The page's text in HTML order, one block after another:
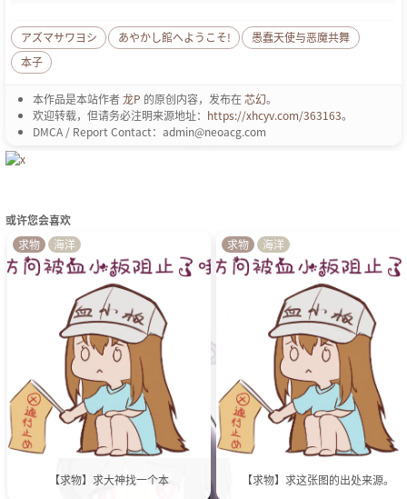
アズマサワヨシ あやかし館へようこそ!
愚蠢天使与恶魔共舞
本子
本作品是本站作者龙P 的原创内容，发布在芯幻。
欢迎转载，但请务必注明来源地址： https://xhcyv.com/363163。
DMCA / Report Contact：admin@neoacg.com
或许您会喜欢
【求物】求大神找一个本
求物 海洋
【求物】求这张图的出处来源。
求物 海洋